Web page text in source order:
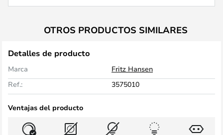
OTROS PRODUCTOS SIMILARES
Detalles de producto
Marca
Fritz Hansen
Ref.:
3575010
Ventajas del producto